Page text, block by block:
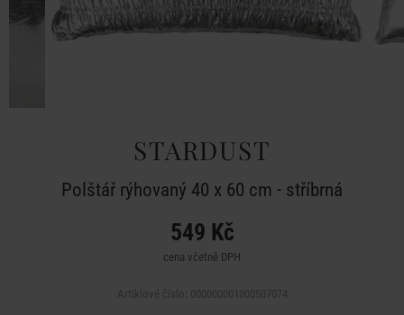
STARDUST
Polštář rýhovaný 40 x 60 cm - stříbrná
549 Kč
cena včetně DPH